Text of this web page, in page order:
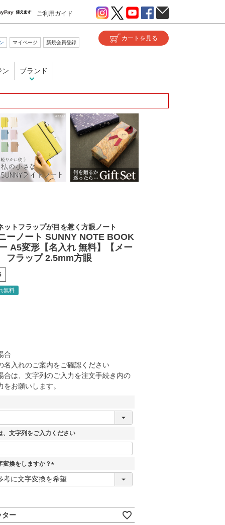
ご利用ガイド
マイページ 新規会員登録
ン ブランド
ットフラップが目を惹く方眼ノート
ーノート SUNNY NOTE BOOK
A5変形【名入れ 無料】【メー
フラップ 2.5mm方眼
無料
合
名入れのご案内をご確認ください
合は、文字列のご入力を注文手続き内の
お願いします。
、文字列をご入力ください
変換をしますか？
(
必
ター